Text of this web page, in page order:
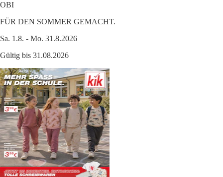
OBI
FÜR DEN SOMMER GEMACHT.
Sa. 1.8. - Mo. 31.8.2026
Gültig bis 31.08.2026